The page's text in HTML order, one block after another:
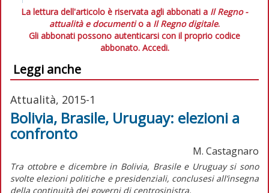
La lettura dell'articolo è riservata agli abbonati a Il Regno -
attualità e documentio a Il Regno digitale.
Gli abbonati possono autenticarsi con il proprio codice
abbonato. Accedi.
Leggi anche
Attualità, 2015-1
Bolivia, Brasile, Uruguay: elezioni a
confronto
M. Castagnaro
Tra ottobre e dicembre in Bolivia, Brasile e Uruguay si sono
svolte elezioni politiche e presidenziali, conclusesi all’insegna
della continuità dei governi di centrosinistra.